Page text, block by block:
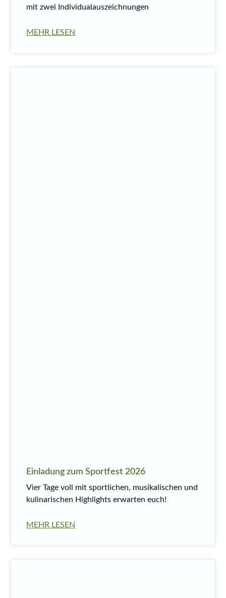
mit zwei Individualauszeichnungen
MEHR LESEN
Einladung zum Sportfest 2026
Vier Tage voll mit sportlichen, musikalischen und
kulinarischen Highlights erwarten euch!
MEHR LESEN